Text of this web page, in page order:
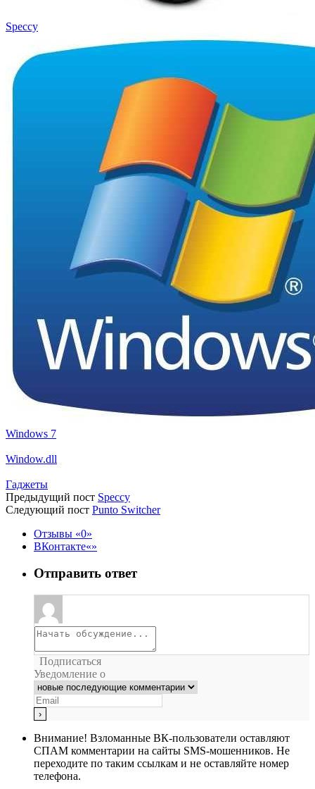
Speccy
Windows 7
Window.dll
Гаджеты
Предыдущий пост Speccy
Следующий пост Punto Switcher
Отзывы
0
ВКонтакте
Отправить ответ
Подписаться
Уведомление о
Внимание! Взломанные ВК-пользователи оставляют
СПАМ комментарии на сайты SMS-мошенников. Не
переходите по таким ссылкам и не оставляйте номер
телефона.